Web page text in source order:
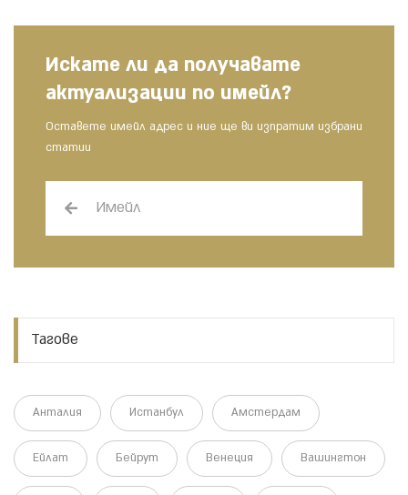
Искате ли да получавате
актуализации по имейл?
Оставете имейл адрес и ние ще ви изпратим избрани
статии
Тагове
Анталия Истанбул Амстердам
Ейлат Бейрут Венеция Вашингтон